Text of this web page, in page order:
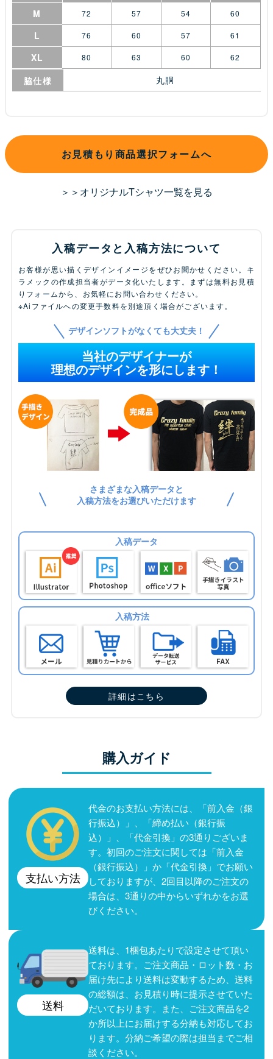
M 72 57 54 60
L 76 60 57 61
XL 80 63 60 62
脇仕様 丸胴
お見積もり商品選択フォームへ
＞＞オリジナルTシャツ一覧を見る
入稿データと入稿方法について
お客様が思い描くデザインイメージをぜひお聞かせください。キ
ラメックの作成担当者がデータ化いたします。まずは無料お見積
りフォームから、お気軽にお問い合わせください。
※Aiファイルへの変更手数料を別途頂く場合がございます。
デザインソフトがなくても大丈夫！
当社のデザイナーが
理想のデザインを形にします！
さまざまな入稿データと
入稿方法をお選びいただけます
入稿データ
入稿方法
詳細はこちら
購入ガイド
支払い方法
代金のお支払い方法には、「前入金（銀
行振込）」、「締め払い（銀行振
込）」、「代金引換」の3通りございま
す。初回のご注文に関しては「前入金
（銀行振込）」か「代金引換」でお願い
しておりますが、2回目以降のご注文の
場合は、3通りの中からいずれかをお選
びください。
送料
送料は、1梱包あたりで設定させて頂い
ております。ご注文商品・ロット数・お
届け先により送料は変動するため、送料
の総額は、お見積り時に提示させていた
だいております。また、ご注文商品を2
か所以上にお届けする分納も対応してお
ります。分納ご希望の際は担当までご相
談ください。